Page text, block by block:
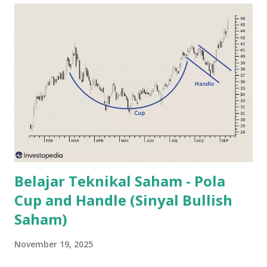
berarti perjalanan investasi telah berakhir. Justru dalam
sejarah pasar modal, banyak investor sukses memanfaatkan
periode penurunan untuk membangun kembali
portofolionya dengan strategi yang lebih baik. Jangan
Terjebak dengan Harga Beli Lama Banyak investor enggan
membeli saham lagi hanya karena masih terpaku pada harga
beli sebelumnya. Misalnya Anda membeli saham di harga
Rp8.000. Saat ini saham tersebut berada di Rp5.500. Pikiran
dulu ba...
Belajar Teknikal Saham - Pola
Cup and Handle (Sinyal Bullish
Saham)
November 19, 2025